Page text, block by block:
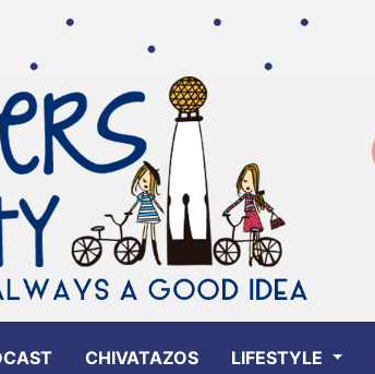
CHIVATAZOS LIFESTYLE